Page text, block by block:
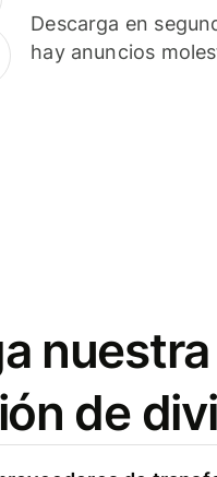
Descarga en
hay anuncios
de